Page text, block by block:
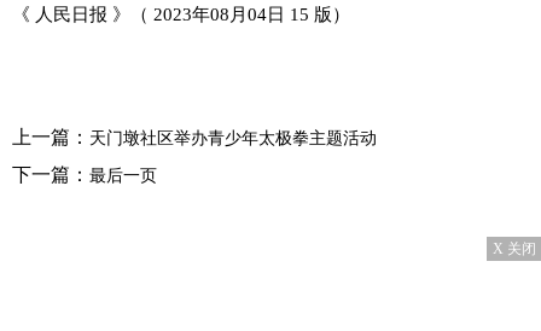
《 人民日报 》（ 2023年08月04日 15 版）
上一篇： 天门墩社区举办青少年太极拳主题活动
下一篇： 最后一页
X 关闭